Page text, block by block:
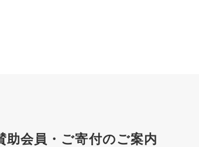
助会員・ご寄付のご案内